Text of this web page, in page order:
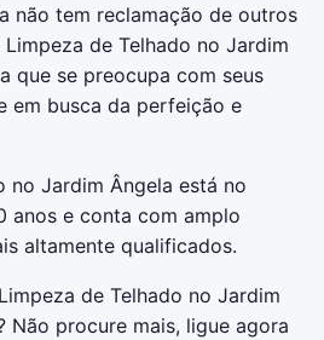
não tem reclamação de outros
de Telhado no Jardim
que se preocupa com seus
em busca da perfeição e
no Jardim Ângela está no
anos e conta com amplo
altamente qualificados.
de Telhado no Jardim
Não procure mais, ligue agora